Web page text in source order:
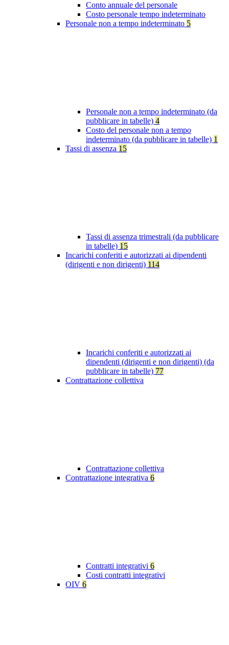
Conto annuale del personale
Costo personale tempo indeterminato
Personale non a tempo indeterminato 5
Personale non a tempo indeterminato (da
pubblicare in tabelle) 4
Costo del personale non a tempo
indeterminato (da pubblicare in tabelle) 1
Tassi di assenza 15
Tassi di assenza trimestrali (da pubblicare
in tabelle) 15
Incarichi conferiti e autorizzati ai dipendenti
(dirigenti e non dirigenti) 114
Incarichi conferiti e autorizzati ai
dipendenti (dirigenti e non dirigenti) (da
pubblicare in tabelle) 77
Contrattazione collettiva
Contrattazione collettiva
Contrattazione integrativa 6
Contratti integrativi 6
Costi contratti integrativi
OIV 6